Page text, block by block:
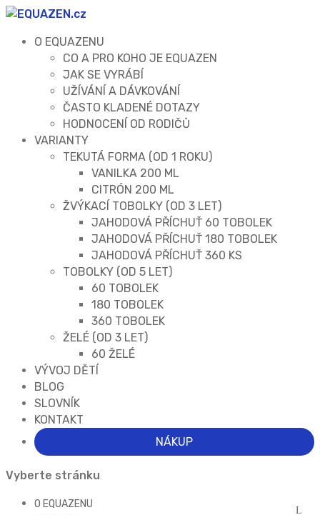
O EQUAZENU
CO A PRO KOHO JE EQUAZEN
JAK SE VYRÁBÍ
UŽÍVÁNÍ A DÁVKOVÁNÍ
ČASTO KLADENÉ DOTAZY
HODNOCENÍ OD RODIČŮ
VARIANTY
TEKUTÁ FORMA (OD 1 ROKU)
VANILKA 200 ML
CITRÓN 200 ML
ŽVÝKACÍ TOBOLKY (OD 3 LET)
JAHODOVÁ PŘÍCHUŤ 60 TOBOLEK
JAHODOVÁ PŘÍCHUŤ 180 TOBOLEK
JAHODOVÁ PŘÍCHUŤ 360 KS
TOBOLKY (OD 5 LET)
60 TOBOLEK
180 TOBOLEK
360 TOBOLEK
ŽELÉ (OD 3 LET)
60 ŽELÉ
VÝVOJ DĚTÍ
BLOG
SLOVNÍK
KONTAKT
NÁKUP
Vyberte stránku
O EQUAZENU